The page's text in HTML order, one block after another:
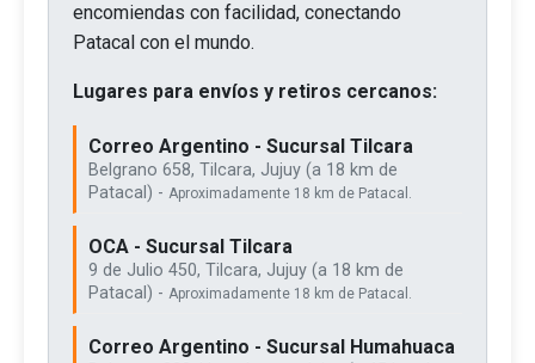
encomiendas con facilidad, conectando
Patacal con el mundo.
Lugares para envíos y retiros cercanos:
Correo Argentino - Sucursal Tilcara
Belgrano 658, Tilcara, Jujuy (a 18 km de
Patacal) - Aproximadamente 18 km de Patacal.
OCA - Sucursal Tilcara
9 de Julio 450, Tilcara, Jujuy (a 18 km de
Patacal) - Aproximadamente 18 km de Patacal.
Correo Argentino - Sucursal Humahuaca